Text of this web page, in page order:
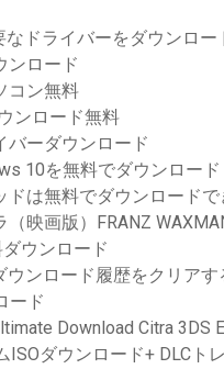
なドライバーをダウンロー
ンロード
コン無料
ンロード無料
バーダウンロード
10を無料でダウンロード
ドは無料でダウンロードで
（映画版）FRANZ
ウンロード
ンロード履歴をクリアす
ード
Download Citra 3DS
ISOダウンロード+ DLCト